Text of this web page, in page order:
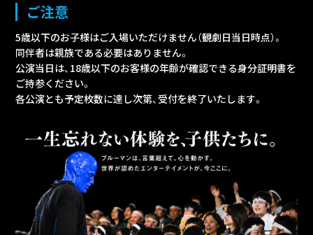
ご注意
5歳以下のお子様はご入場いただけません（観劇日当日時点）。
同伴者は親族である必要はありません。
公演当日は、18歳以下のお客様の年齢が確認できる身分証明書を
ご持参ください。
各公演とも予定枚数に達し次第、受付を終了いたします。